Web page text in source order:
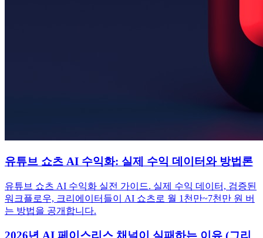
유튜브 쇼츠 AI 수익화: 실제 수익 데이터와 방법론
유튜브 쇼츠 AI 수익화 실전 가이드. 실제 수익 데이터, 검증된
워크플로우, 크리에이터들이 AI 쇼츠로 월 1천만~7천만 원 버
는 방법을 공개합니다.
2026년 AI 페이스리스 채널이 실패하는 이유 (그리